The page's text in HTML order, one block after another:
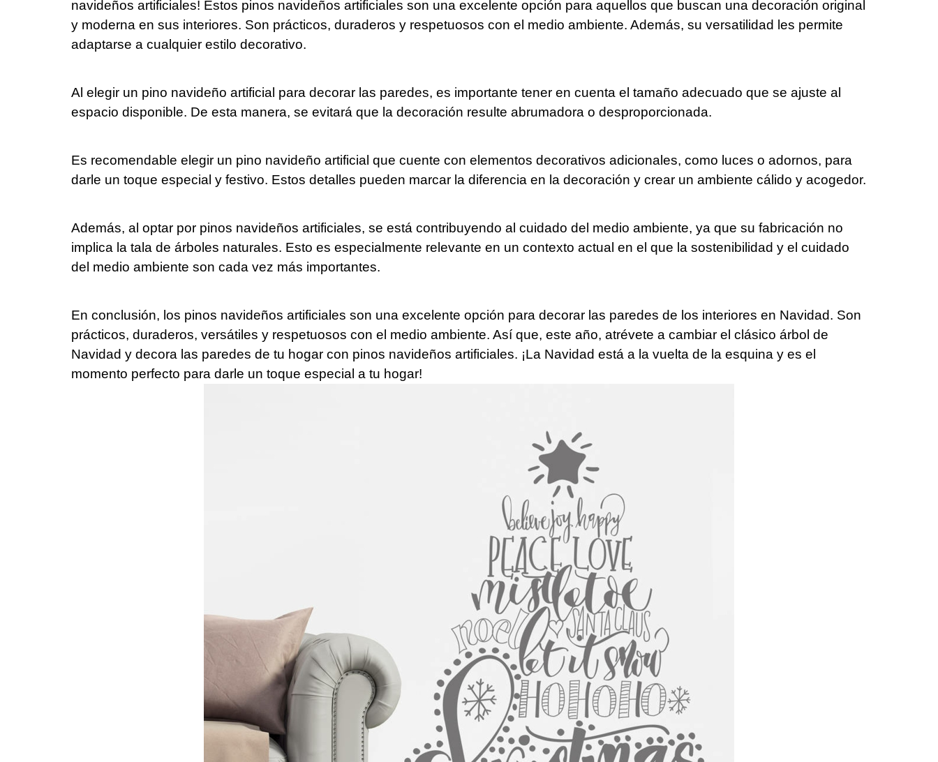
navideños artificiales! Estos pinos navideños artificiales son una excelente opción para aquellos que buscan una decoración original
y moderna en sus interiores. Son prácticos, duraderos y respetuosos con el medio ambiente. Además, su versatilidad les permite
adaptarse a cualquier estilo decorativo.
Al elegir un pino navideño artificial para decorar las paredes, es importante tener en cuenta el tamaño adecuado que se ajuste al
espacio disponible. De esta manera, se evitará que la decoración resulte abrumadora o desproporcionada.
Es recomendable elegir un pino navideño artificial que cuente con elementos decorativos adicionales, como luces o adornos, para
darle un toque especial y festivo. Estos detalles pueden marcar la diferencia en la decoración y crear un ambiente cálido y acogedor.
Además, al optar por pinos navideños artificiales, se está contribuyendo al cuidado del medio ambiente, ya que su fabricación no
implica la tala de árboles naturales. Esto es especialmente relevante en un contexto actual en el que la sostenibilidad y el cuidado
del medio ambiente son cada vez más importantes.
En conclusión, los pinos navideños artificiales son una excelente opción para decorar las paredes de los interiores en Navidad. Son
prácticos, duraderos, versátiles y respetuosos con el medio ambiente. Así que, este año, atrévete a cambiar el clásico árbol de
Navidad y decora las paredes de tu hogar con pinos navideños artificiales. ¡La Navidad está a la vuelta de la esquina y es el
momento perfecto para darle un toque especial a tu hogar!